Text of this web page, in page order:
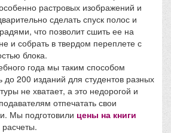
растровых изображений и
сделать спуск полос и
что позволит сшить ее на
и собрать в твердом переплете с
блока.
года мы таким способом
до 200 изданий для студентов разных
не хватает, а это недорогой и
отпечатать свои
Мы подготовили цены на книги